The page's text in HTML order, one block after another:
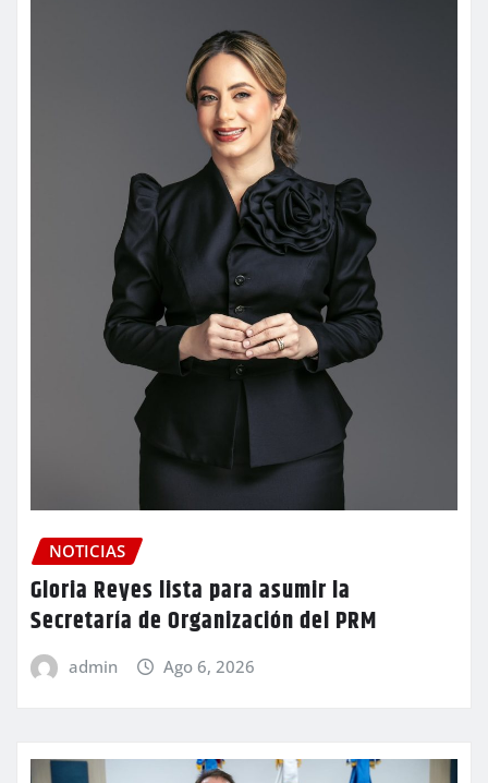
NOTICIAS
Gloria Reyes lista para asumir la
Secretaría de Organización del PRM
admin Ago 6, 2026